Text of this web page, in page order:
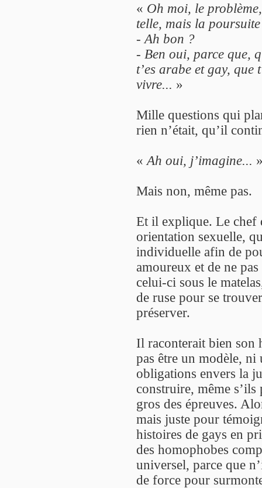
« Oh moi, le
telle, mais la
- Ah bon ?
- Ben oui, parce que,
t’es arabe et gay, que
vivre... »
Mille questions qui
rien n’était, qu’il
« Ah oui, j’imagine...
Mais non, même pas.
Et il explique. Le chef
orientation sexuelle,
individuelle afin de
amoureux et de ne
celui-ci sous le
de ruse pour se
préserver.
Il raconterait bien son
pas être un modèle,
obligations envers la
construire, même
gros des épreuves.
mais juste pour
histoires de gays en
des homophobes
universel, parce que
de force pour